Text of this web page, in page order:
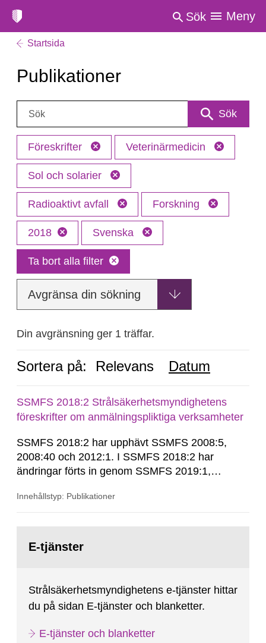
Sök Meny
Startsida
Publikationer
Sök: Sök
Föreskrifter Veterinärmedicin
Sol och solarier
Radioaktivt avfall Forskning
2018 Svenska
Ta bort alla filter
Avgränsa din sökning
Din avgränsning ger 1 träffar.
Sortera på: Relevans Datum
SSMFS 2018:2 Strålsäkerhetsmyndighetens
föreskrifter om anmälningspliktiga verksamheter
SSMFS 2018:2 har upphävt SSMFS 2008:5,
2008:40 och 2012:1. I SSMFS 2018:2 har
ändringar förts in genom SSMFS 2019:1,
Innehållstyp: Publikationer
sida:E-tjänster
Strålsäkerhetsmyndighetens e-tjänster hittar
du på sidan E-tjänster och blanketter.
E-tjänster och blanketter